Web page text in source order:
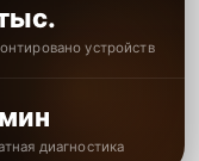
устройств
диагностика